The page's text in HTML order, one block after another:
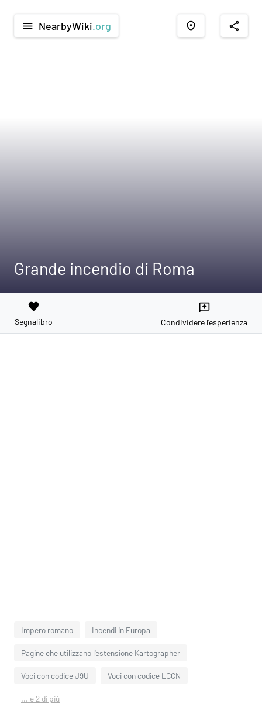
menu NearbyWiki .org place share
Grande incendio di Roma
favorite
Segnalibro
reviews
Condividere l'esperienza
Impero romano Incendi in Europa
Pagine che utilizzano l'estensione Kartographer
Voci con codice J9U Voci con codice LCCN
... e 2 di più